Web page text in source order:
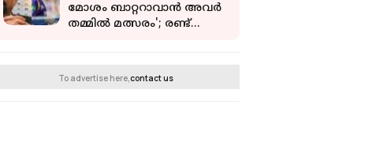
മോശം ബാറ്ററാവാൻ അവർ
തമ്മിൽ മത്സരം'; രണ്ട്
To advertise here, contact us